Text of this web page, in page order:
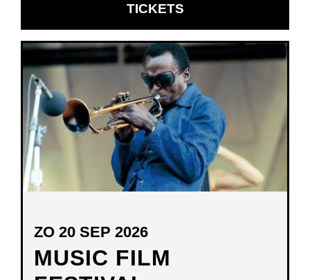
TICKETSOPENT
IN
NIEUW
VENSTER
MUSIC FILM
ZO 20 SEP 2026